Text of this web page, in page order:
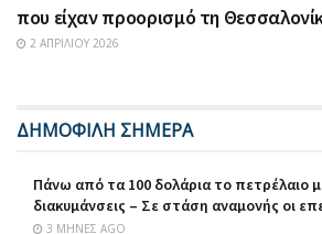
που είχαν προορισμό τη
2 ΑΠΡΙΛΊΟΥ 2026
ΔΗΜΟΦΙΛΗ ΣΗΜΕΡΑ
Πάνω από τα 100 δολάρια το πετρέλαιο
διακυμάνσεις – Σε στάση αναμονής οι
3 ΜΉΝΕΣ AGO